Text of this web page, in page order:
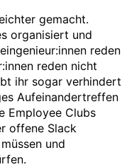
gemacht.
organisiert und
reden
reden nicht
ihr sogar verhindert
Aufeinandertreffen
Employee Clubs
offene Slack
und